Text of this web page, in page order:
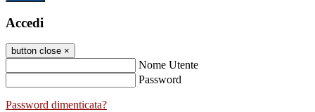
Accedi
button close ×
Nome Utente
Password
Password dimenticata?